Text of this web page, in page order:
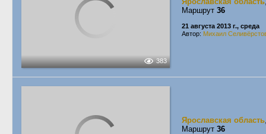
383
Маршрут 36
21 августа 2013 г., среда
Автор: Михаил
Ярославская область
Маршрут 36